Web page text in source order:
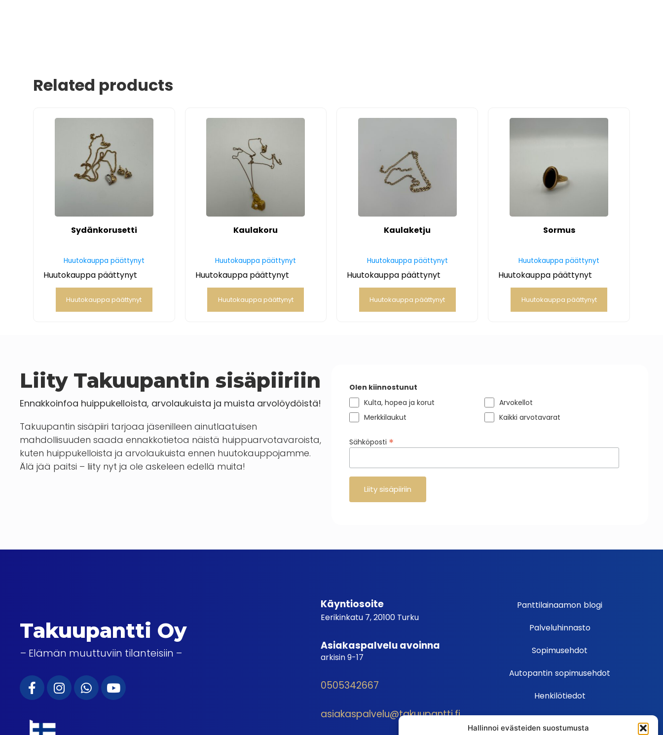
Hallinnoi evästeiden suostumusta
Related products
Sydänkorusetti
Huutokauppa päättynyt
Huutokauppa päättynyt
Huutokauppa päättynyt
Kaulakoru
Huutokauppa päättynyt
Huutokauppa päättynyt
Huutokauppa päättynyt
Kaulaketju
Huutokauppa päättynyt
Huutokauppa päättynyt
Huutokauppa päättynyt
Sormus
Huutokauppa päättynyt
Huutokauppa päättynyt
Huutokauppa päättynyt
Liity Takuupantin sisäpiiriin
Ennakkoinfoa huippukelloista, arvolaukuista ja muista arvolöydöistä!
Takuupantin sisäpiiri tarjoaa jäsenilleen ainutlaatuisen
mahdollisuuden saada ennakkotietoa näistä huippuarvotavaroista,
kuten huippukelloista ja arvolaukuista ennen huutokauppojamme.
Älä jää paitsi – liity nyt ja ole askeleen edellä muita!
Olen kiinnostunut
Kulta, hopea ja korut
Arvokellot
Merkkilaukut
Kaikki arvotavarat
Sähköposti *
Takuupantti Oy
– Elämän muuttuviin tilanteisiin –
Käyntiosoite
Eerikinkatu 7, 20100 Turku
Asiakaspalvelu avoinna
arkisin 9-17
0505342667
asiakaspalvelu@takuupantti.fi
Panttilainaamon blogi
Palveluhinnasto
Sopimusehdot
Autopantin sopimusehdot
Henkilötiedot
Ehdot